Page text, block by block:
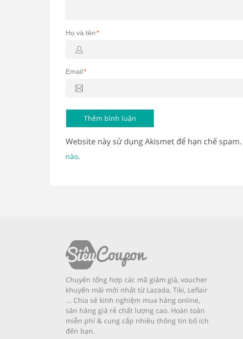
Họ và tên*
Email*
Website này sử dụng Akismet để hạn chế spam.
nào.
Chuyên tổng hợp các mã giảm giá, voucher
khuyến mãi mới nhất từ Lazada, Tiki, Leflair
... Chia sẻ kinh nghiệm mua hàng online,
săn hàng giá rẻ chất lượng cao. Hoàn toàn
miễn phí & cung cấp nhiều thông tin bổ ích
đến bạn.